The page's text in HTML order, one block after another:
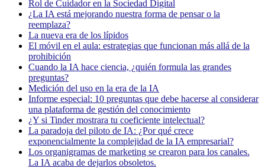
Rol de Cuidador en la Sociedad Digital
¿La IA está mejorando nuestra forma de pensar o la
reemplaza?
La nueva era de los lípidos
El móvil en el aula: estrategias que funcionan más allá de la
prohibición
Cuando la IA hace ciencia, ¿quién formula las grandes
preguntas?
Medición del uso en la era de la IA
Informe especial: 10 preguntas que debe hacerse al considerar
una plataforma de gestión del conocimiento
¿Y si Tinder mostrara tu coeficiente intelectual?
La paradoja del piloto de IA: ¿Por qué crece
exponencialmente la complejidad de la IA empresarial?
Los organigramas de marketing se crearon para los canales.
La IA acaba de dejarlos obsoletos.